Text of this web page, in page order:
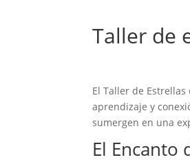
Taller de
El Taller de
aprendizaje y
sumergen en una
El Encanto